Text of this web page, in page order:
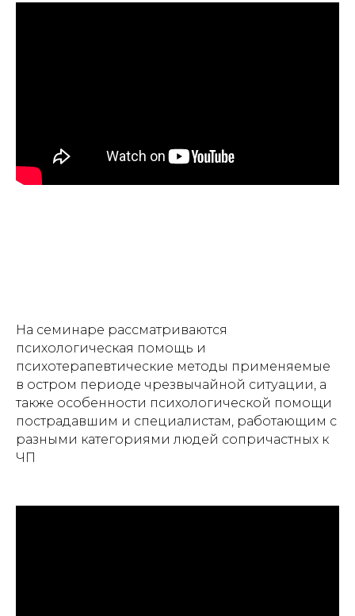
На семинаре рассматриваются
психологическая помощь и
психотерапевтические методы применяемые
в остром периоде чрезвычайной ситуации, а
также особенности психологической помощи
пострадавшим и специалистам, работающим с
разными категориями людей сопричастных к
ЧП